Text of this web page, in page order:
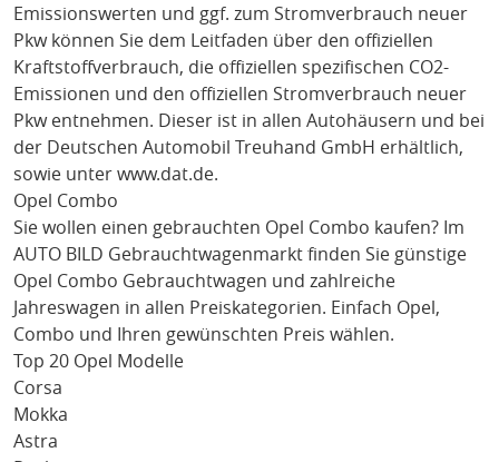
Emissionswerten und ggf. zum Stromverbrauch neuer
Pkw können Sie dem Leitfaden über den offiziellen
Kraftstoffverbrauch, die offiziellen spezifischen CO2-
Emissionen und den offiziellen Stromverbrauch neuer
Pkw entnehmen. Dieser ist in allen Autohäusern und bei
der Deutschen Automobil Treuhand GmbH erhältlich,
sowie unter www.dat.de.
Opel Combo
Sie wollen einen gebrauchten Opel Combo kaufen? Im
AUTO BILD Gebrauchtwagenmarkt finden Sie günstige
Opel Combo Gebrauchtwagen und zahlreiche
Jahreswagen in allen Preiskategorien. Einfach Opel ,
Combo und Ihren gewünschten Preis wählen.
Top 20 Opel Modelle
Corsa
Mokka
Astra